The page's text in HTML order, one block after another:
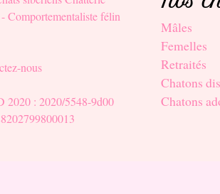
Comportementaliste félin
nous
2020 : 2020/5548-9d00
Mâles
Femelles
Retraités
Chatons
Chatons